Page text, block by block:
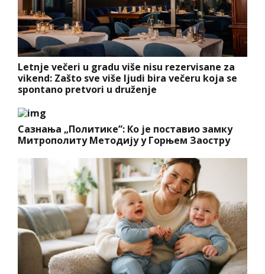
Letnje večeri u gradu više nisu rezervisane za
vikend: Zašto sve više ljudi bira večeru koja se
spontano pretvori u druženje
Сазнања „Политике”: Ко је поставио замку
Митрополиту Методију у Горњем Заостру